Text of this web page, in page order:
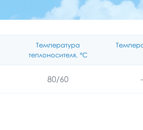
Температура
теплоносителя, °C
80/60